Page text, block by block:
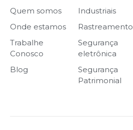
Quem somos
Onde estamos
Trabalhe
Conosco
Blog
Industriais
Rastreamento
Segurança
eletrônica
Segurança
Patrimonial